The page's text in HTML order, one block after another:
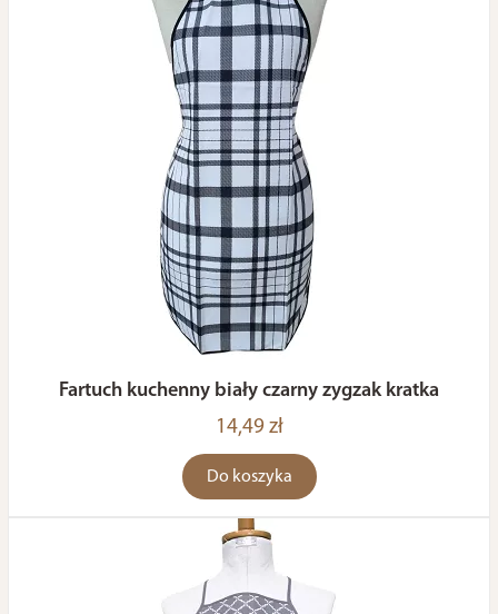
Fartuch kuchenny biały czarny zygzak kratka
14,49 zł
Do koszyka